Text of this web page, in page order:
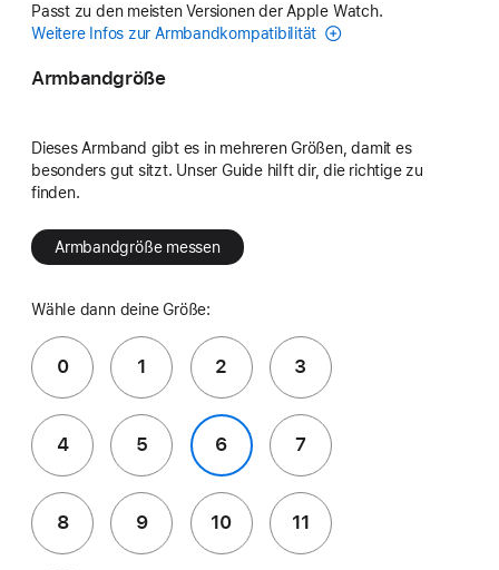
Passt zu den meisten Versionen der Apple Watch.
Weitere Infos zur Armbandkompatibilität
Armbandgröße
Dieses Armband gibt es in mehreren Größen, damit es
besonders gut sitzt. Unser Guide hilft dir, die richtige zu
finden.
Armbandgröße messen
Wähle dann deine Größe:
0 1 2 3
4 5 6 7
8 9 10 11